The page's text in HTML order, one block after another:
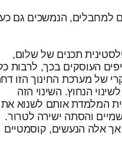
למחבלים, הנמשכים גם
תכנים של שלום,
העוסקים בכך, לרבות
של מערכת החינוך הזו
הנחוץ. השינוי הזה
המלמדת אותם לשנוא את
והסתה ישירה לטרור.
אלה הנעשים, קוסמטיים